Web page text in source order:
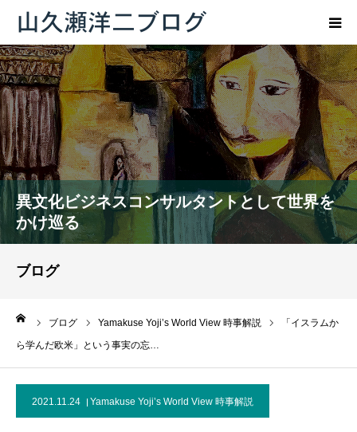
異文化ビジネスコンサルタントとして世界を
かけ巡る
ブログ
ブログ Yamakuse Yoji’s World View 時事解説
「イスラムか
ら学んだ欧米」という事実の忘…
2021.11.24 Yamakuse Yoji’s World View 時事解説
トップページ
ブログ
プロフィール
お問い合わせ